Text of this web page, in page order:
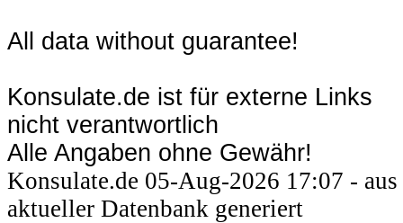
All data without guarantee!
Konsulate.de ist für externe Links
nicht verantwortlich
Alle Angaben ohne Gewähr!
Konsulate.de 05-Aug-2026 17:07 - aus
aktueller Datenbank generiert